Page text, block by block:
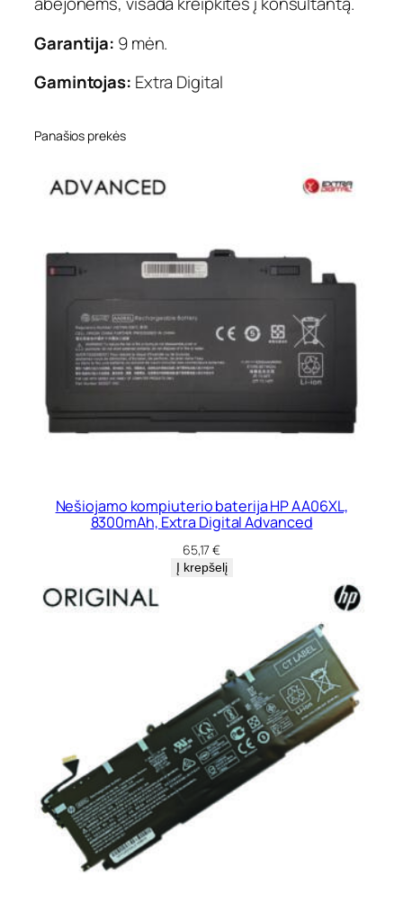
Garantija: 9 mėn.
Gamintojas: Extra Digital
Panašios prekės
Nešiojamo kompiuterio baterija HP AA06XL,
8300mAh, Extra Digital Advanced
65,17€
Į krepšelį